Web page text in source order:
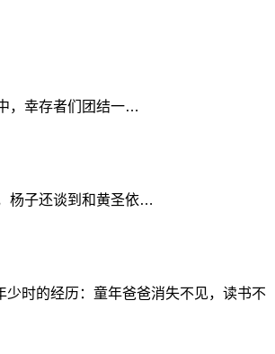
，幸存者们团结一…
杨子还谈到和黄圣依…
时的经历：童年爸爸消失不见，读书不